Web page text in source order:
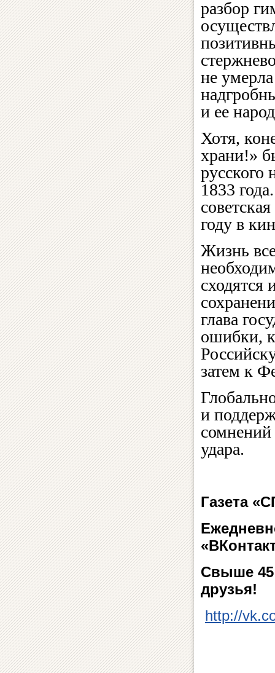
разбор
не
и ее
Хотя,
храни!»
русского
1833
году в
Жизнь
сходятся
глава
ошибки,
затем к
и
сомнений
удара.
Газета
Свыше 45
друзья!
http://